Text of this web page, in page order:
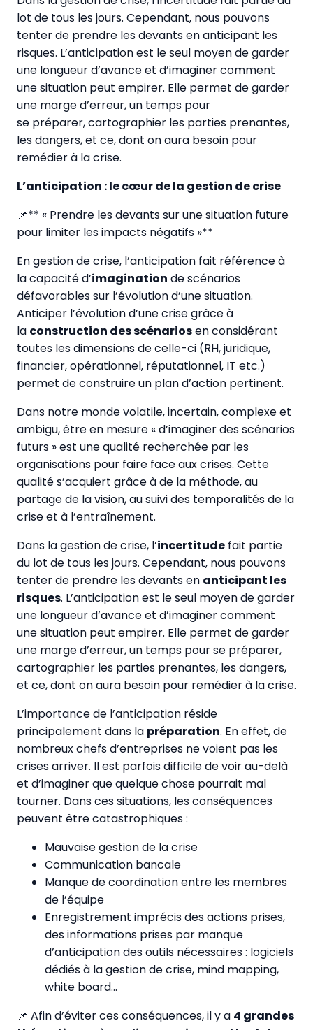
lot de tous les jours. Cependant, nous pouvons
tenter de prendre les devants en anticipant les
risques. L’anticipation est le seul moyen de garder
une longueur d’avance et d’imaginer comment
une situation peut empirer. Elle permet de garder
une marge d’erreur, un temps pour
se préparer, cartographier les parties prenantes,
les dangers, et ce, dont on aura besoin pour
remédier à la crise.
L’anticipation : le cœur de la gestion de crise
📌** « Prendre les devants sur une situation future
pour limiter les impacts négatifs »**
En gestion de crise, l’anticipation fait référence à
la capacité d’imagination de scénarios
défavorables sur l’évolution d’une situation.
Anticiper l’évolution d’une crise grâce à
la construction des scénariosen considérant
toutes les dimensions de celle-ci (RH, juridique,
financier, opérationnel, réputationnel, IT etc.)
permet de construire un plan d’action pertinent.
Dans notre monde volatile, incertain, complexe et
ambigu, être en mesure « d’imaginer des scénarios
futurs » est une qualité recherchée par les
organisations pour faire face aux crises. Cette
qualité s’acquiert grâce à de la méthode, au
partage de la vision, au suivi des temporalités de la
crise et à l’entraînement.
Dans la gestion de crise, l’incertitude fait partie
du lot de tous les jours. Cependant, nous pouvons
tenter de prendre les devants en anticipant les
risques. L’anticipation est le seul moyen de garder
une longueur d’avance et d’imaginer comment
une situation peut empirer. Elle permet de garder
une marge d’erreur, un temps pour se préparer,
cartographier les parties prenantes, les dangers,
et ce, dont on aura besoin pour remédier à la crise.
L’importance de l’anticipation réside
principalement dans la préparation. En effet, de
nombreux chefs d’entreprises ne voient pas les
crises arriver. Il est parfois difficile de voir au-delà
et d’imaginer que quelque chose pourrait mal
tourner. Dans ces situations, les conséquences
peuvent être catastrophiques :
Mauvaise gestion de la crise
Communication bancale
Manque de coordination entre les membres
de l’équipe
Enregistrement imprécis des actions prises,
des informations prises par manque
d’anticipation des outils nécessaires : logiciels
dédiés à la gestion de crise, mind mapping,
white board…
📌 Afin d’éviter ces conséquences, il y a 4 grandes